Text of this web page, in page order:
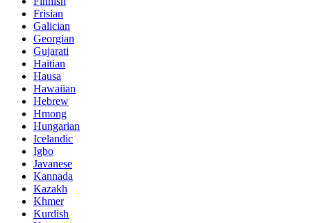
Frisian
Galician
Georgian
Gujarati
Haitian
Hausa
Hawaiian
Hebrew
Hmong
Hungarian
Icelandic
Igbo
Javanese
Kannada
Kazakh
Khmer
Kurdish